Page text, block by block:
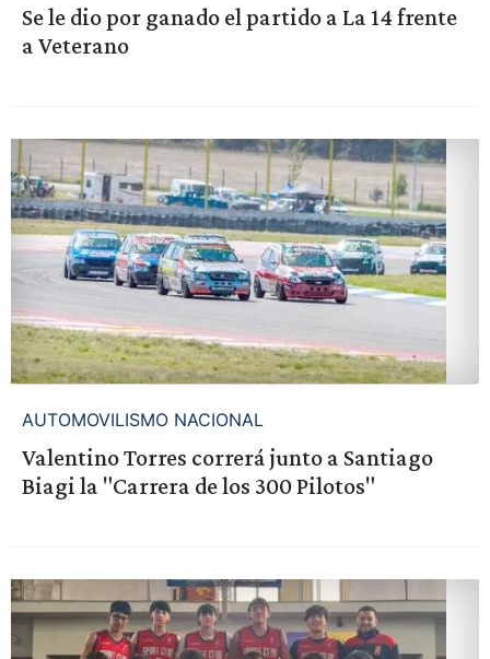
Se le dio por ganado el partido a La 14 frente
a Veterano
AUTOMOVILISMO NACIONAL
Valentino Torres correrá junto a Santiago
Biagi la "Carrera de los 300 Pilotos"